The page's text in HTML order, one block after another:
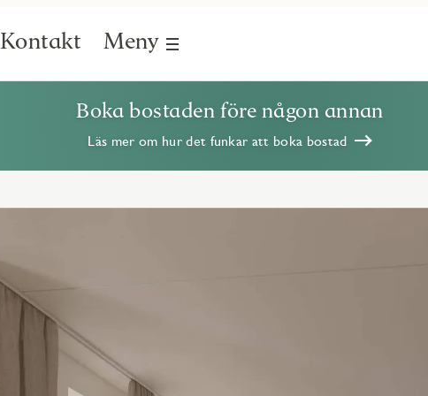
Kontakt Meny
Boka bostaden före någon annan
Läs mer om hur det funkar att boka bostad